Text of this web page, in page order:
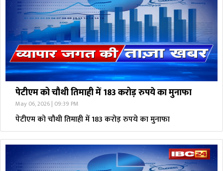
पेटीएम को चौथी तिमाही में 183 करोड़ रुपये का मुनाफा
May 06, 2026 | 09:39 PM
पेटीएम को चौथी तिमाही में 183 करोड़ रुपये का मुनाफा